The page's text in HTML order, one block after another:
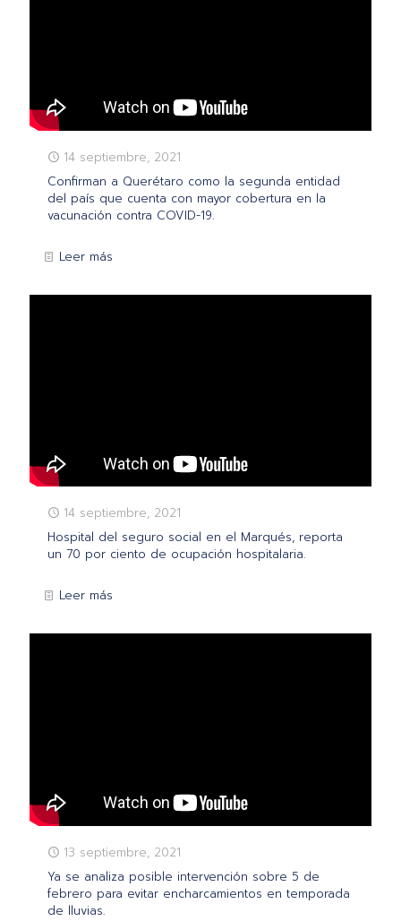
14 septiembre, 2021
Confirman a Querétaro como la segunda entidad
del país que cuenta con mayor cobertura en la
vacunación contra COVID-19.
Leer más
14 septiembre, 2021
Hospital del seguro social en el Marqués, reporta
un 70 por ciento de ocupación hospitalaria.
Leer más
13 septiembre, 2021
Ya se analiza posible intervención sobre 5 de
febrero para evitar encharcamientos en temporada
de lluvias.